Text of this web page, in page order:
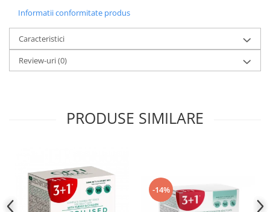
Informatii conformitate produs
Caracteristici
Review-uri(0)
PRODUSE SIMILARE
-14%